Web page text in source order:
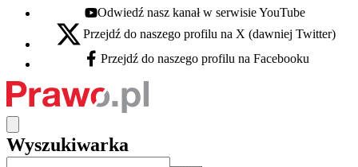
Youtube - otwiera się w nowej karcie
Odwiedź nasz kanał w serwisie YouTube
X - otwiera się w nowej karcie
Przejdź do naszego profilu na X (dawniej Twitter)
Facebook - otwiera się w nowej karcie
Przejdź do naszego profilu na Facebooku
Wyszukiwarka